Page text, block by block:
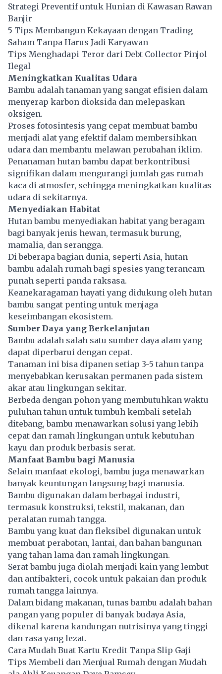
Strategi Preventif untuk Hunian di Kawasan Rawan
Banjir
5 Tips Membangun Kekayaan dengan Trading
Saham Tanpa Harus Jadi Karyawan
Tips Menghadapi Teror dari Debt Collector Pinjol
Ilegal
Meningkatkan Kualitas Udara
Bambu adalah tanaman yang sangat efisien dalam
menyerap karbon dioksida dan melepaskan
oksigen.
Proses fotosintesis yang cepat membuat bambu
menjadi alat yang efektif dalam membersihkan
udara dan membantu melawan perubahan iklim.
Penanaman hutan bambu dapat berkontribusi
signifikan dalam mengurangi jumlah gas rumah
kaca di atmosfer, sehingga meningkatkan kualitas
udara di sekitarnya.
Menyediakan Habitat
Hutan bambu menyediakan habitat yang beragam
bagi banyak jenis hewan, termasuk burung,
mamalia, dan serangga.
Di beberapa bagian dunia, seperti Asia, hutan
bambu adalah rumah bagi spesies yang terancam
punah seperti panda raksasa.
Keanekaragaman hayati yang didukung oleh hutan
bambu sangat penting untuk menjaga
keseimbangan ekosistem.
Sumber Daya yang Berkelanjutan
Bambu adalah salah satu sumber daya alam yang
dapat diperbarui dengan cepat.
Tanaman ini bisa dipanen setiap 3-5 tahun tanpa
menyebabkan kerusakan permanen pada sistem
akar atau lingkungan sekitar.
Berbeda dengan pohon yang membutuhkan waktu
puluhan tahun untuk tumbuh kembali setelah
ditebang, bambu menawarkan solusi yang lebih
cepat dan ramah lingkungan untuk kebutuhan
kayu dan produk berbasis serat.
Manfaat Bambu bagi Manusia
Selain manfaat ekologi, bambu juga menawarkan
banyak keuntungan langsung bagi manusia.
Bambu digunakan dalam berbagai industri,
termasuk konstruksi, tekstil, makanan, dan
peralatan rumah tangga.
Bambu yang kuat dan fleksibel digunakan untuk
membuat perabotan, lantai, dan bahan bangunan
yang tahan lama dan ramah lingkungan.
Serat bambu juga diolah menjadi kain yang lembut
dan antibakteri, cocok untuk pakaian dan produk
rumah tangga lainnya.
Dalam bidang makanan, tunas bambu adalah bahan
pangan yang populer di banyak budaya Asia,
dikenal karena kandungan nutrisinya yang tinggi
dan rasa yang lezat.
Cara Mudah Buat Kartu Kredit Tanpa Slip Gaji
Tips Membeli dan Menjual Rumah dengan Mudah